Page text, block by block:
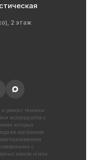
2 этаж
ремонт техники
используются с
которых
магазином
с
знаков и/или